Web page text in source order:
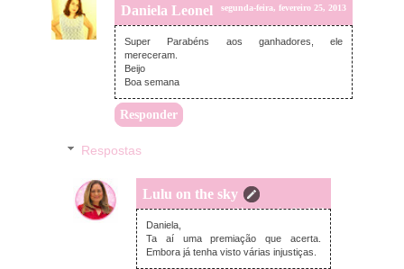
Daniela Leonel segunda-feira, fevereiro 25, 2013
Super Parabéns aos ganhadores, ele
mereceram.
Beijo
Boa semana
Responder
Respostas
Lulu on the sky
terça-feira, fevereiro 26, 2013
Daniela,
Ta aí uma premiação que acerta.
Embora já tenha visto várias injustiças.